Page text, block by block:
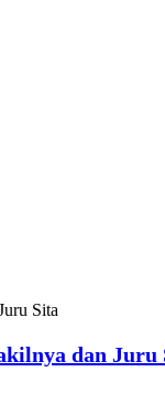
dan Juru